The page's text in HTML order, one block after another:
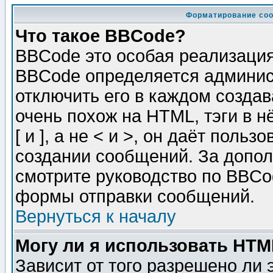
Форматирование
Что такое BBCode?
BBCode это особая
BBCode определяется
отключить его в каждом
очень похож на HTML, тэги в
[ и ], а не < и >, он даёт
создании сообщений. За
смотрите руководство по
формы отправки сообщений.
Вернуться к началу
Могу ли я использовать
Зависит от того разрешено